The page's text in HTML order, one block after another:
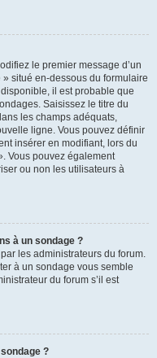
le premier message d’un
situé en-dessous du formulaire
il est probable que
Saisissez le titre du
les champs adéquats,
ligne. Vous pouvez définir
insérer en modifiant, lors du
Vous pouvez également
ou non les utilisateurs à
à un sondage ?
les administrateurs du forum.
à un sondage vous semble
du forum s’il est
?